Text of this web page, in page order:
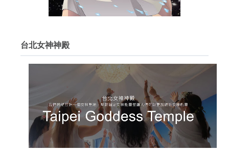
台北女神神殿